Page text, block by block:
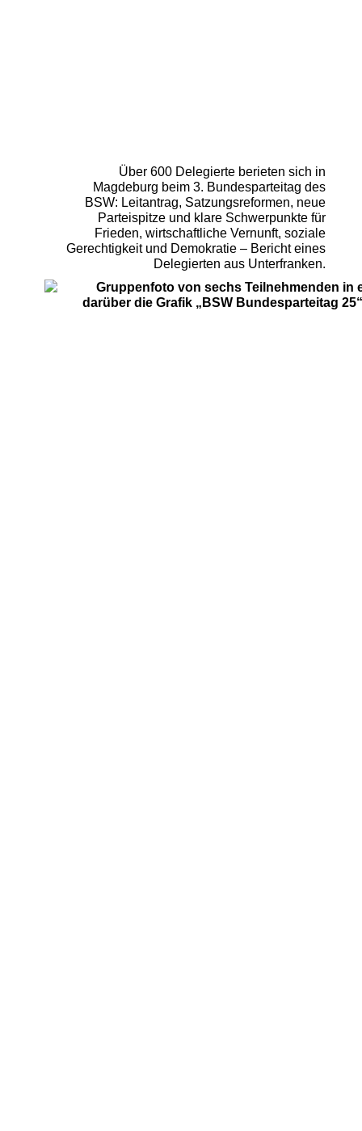
Über 600 Delegierte berieten sich in
Magdeburg beim 3. Bundesparteitag des
BSW: Leitantrag, Satzungsreformen, neue
Parteispitze und klare Schwerpunkte für
Frieden, wirtschaftliche Vernunft, soziale
Gerechtigkeit und Demokratie – Bericht eines
Delegierten aus Unterfranken.